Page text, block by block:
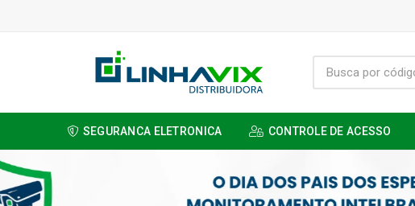
SEGURANCA ELETRONICA CONTROLE DE ACESSO